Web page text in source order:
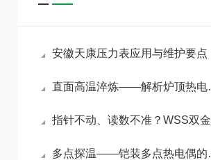
安徽天康压力表应用与维护要点
直面高温淬炼——解析炉顶热电偶在冶金加热炉中的精准测温原理与应用
指针不动、读数不准？WSS双金属温度计五大故障一文搞定
多点探温——铠装多点热电偶的原理与选型指南